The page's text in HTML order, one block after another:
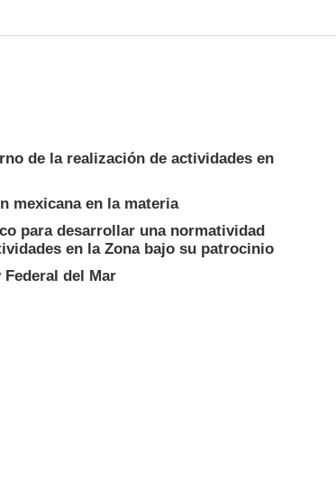
de la realización de actividades en
mexicana en la materia
para desarrollar una normatividad
en la Zona bajo su patrocinio
Federal del Mar